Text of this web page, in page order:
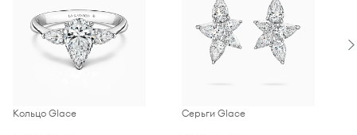
Кольцо Glace Серьги Glace